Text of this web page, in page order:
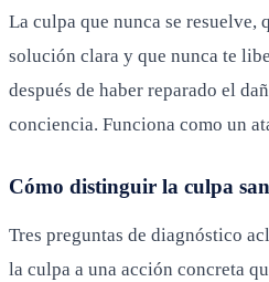
La culpa que nunca se resuelve,
solución clara y que nunca te
después de haber reparado el
conciencia. Funciona como un
Cómo distinguir la culpa
Tres preguntas de diagnóstico
la culpa a una acción concreta